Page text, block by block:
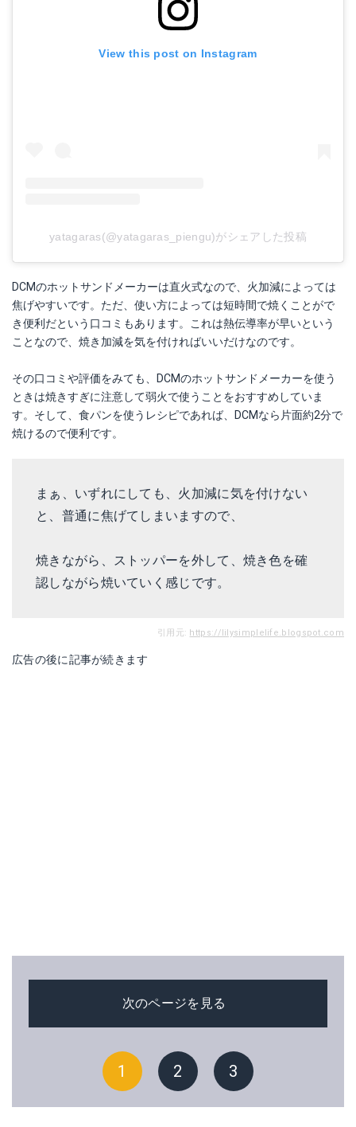
View this post on Instagram
yatagaras(@yatagaras_piengu)がシェアした投稿
DCMのホットサンドメーカーは直火式なので、火加減によっては
焦げやすいです。ただ、使い方によっては短時間で焼くことがで
き便利だという口コミもあります。これは熱伝導率が早いという
ことなので、焼き加減を気を付ければいいだけなのです。
その口コミや評価をみても、DCMのホットサンドメーカーを使う
ときは焼きすぎに注意して弱火で使うことをおすすめしていま
す。そして、食パンを使うレシピであれば、DCMなら片面約2分で
焼けるので便利です。
まぁ、いずれにしても、火加減に気を付けない
と、普通に焦げてしまいますので、
焼きながら、ストッパーを外して、焼き色を確
認しながら焼いていく感じです。
引用元: https://lilysimplelife.blogspot.com
広告の後に記事が続きます
次のページを見る
1 2 3